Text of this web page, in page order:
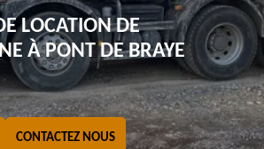
LOCATION DE
À PONT DE BRAYE
CONTACTEZ NOUS